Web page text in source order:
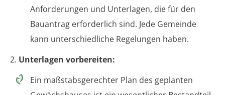
Anforderungen und Unterlagen, die für den
Bauantrag erforderlich sind. Jede Gemeinde
kann unterschiedliche Regelungen haben.
2. Unterlagen vorbereiten:
Ein maßstabsgerechter Plan des geplanten